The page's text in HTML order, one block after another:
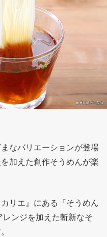
なバリエーションが登場
加えた創作そうめんが楽
リエ』にある『そうめん
ンジを加えた斬新なそ